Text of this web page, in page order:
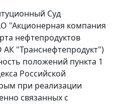
Суд
"Акционерная компания
нефтепродуктов
"Транснефтепродукт")
положений пункта 1
Российской
при реализации
связанных с